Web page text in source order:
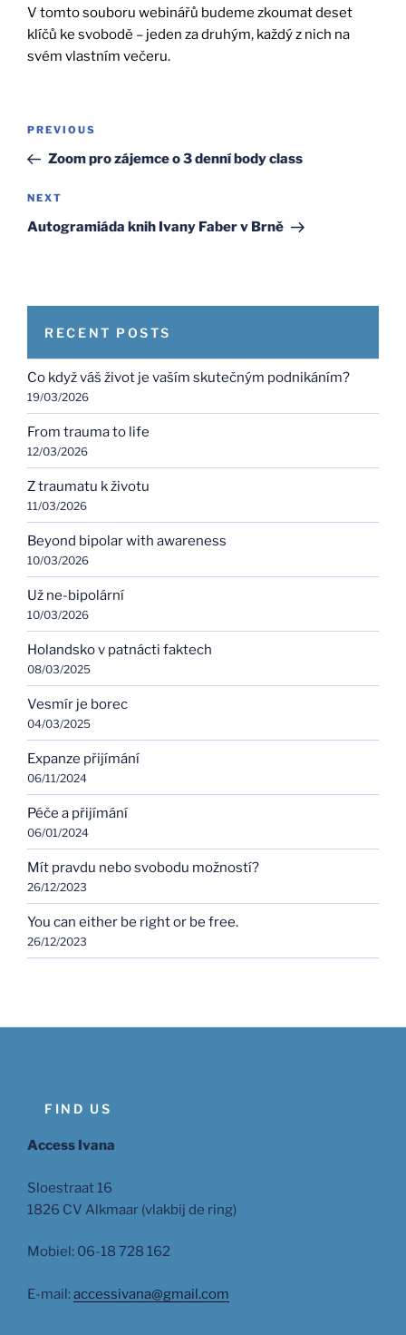
V tomto souboru webinářů budeme zkoumat deset
klíčů ke svobodě – jeden za druhým, každý z nich na
svém vlastním večeru.
Post
Previous
Post
PREVIOUS
Zoom pro zájemce o 3 denní body class
Next
Post
NEXT
Autogramiáda knih Ivany Faber v Brně
RECENT POSTS
Co když váš život je vaším skutečným podnikáním?
19/03/2026
From trauma to life
12/03/2026
Z traumatu k životu
11/03/2026
Beyond bipolar with awareness
10/03/2026
Už ne-bipolární
10/03/2026
Holandsko v patnácti faktech
08/03/2025
Vesmír je borec
04/03/2025
Expanze přijímání
06/11/2024
Péče a přijímání
06/01/2024
Mít pravdu nebo svobodu možností?
26/12/2023
You can either be right or be free.
26/12/2023
FIND US
Access Ivana
Sloestraat 16
1826 CV Alkmaar (vlakbij de ring)
Mobiel: 06-18 728 162
E-mail:accessivana@gmail.com